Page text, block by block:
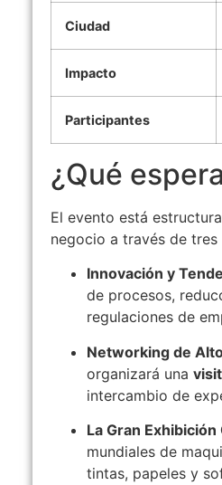
Ciudad
Impacto
Participantes
¿Qué
El evento está
negocio a través de
Innovación y
de procesos,
regulaciones de
Networking de
organizará una
intercambio de
La Gran
mundiales de
tintas, papeles y